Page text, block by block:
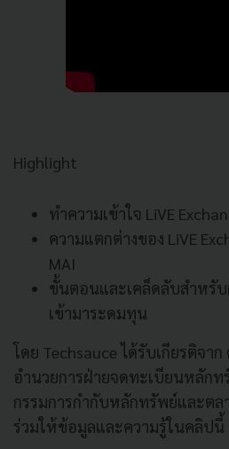
Highlight
ทำความเข้าใจ LiVE
ความแตกต่างของ LiVE
MAI
ขั้นตอนและเคล็ดลับสำหรั
เข้ามาระดมทุน
โดย Techsauce ได้รับเกียรติจา
อำนวยการฝ่ายจดทะเบียนหลัก
กรรมการกำกับหลักทรัพย์และต
ร่วมให้ข้อมูลและความรู้ในคลิปนี้